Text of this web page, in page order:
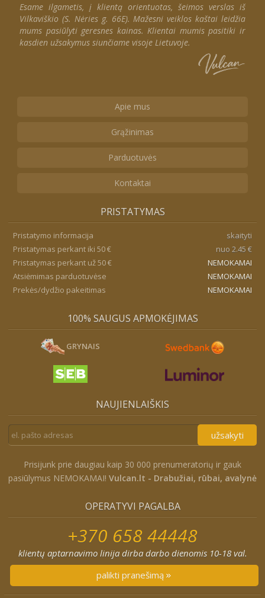
Esame ilgametis, į klientą orientuotas, šeimos verslas iš
Vilkaviškio (S. Nėries g. 66E). Mažesni veiklos kaštai leidžia
mums pasiūlyti geresnes kainas. Klientai mumis pasitiki ir
kasdien užsakymus siunčiame visoje Lietuvoje.
Apie mus
Grąžinimas
Parduotuvės
Kontaktai
PRISTATYMAS
Pristatymo informacija
skaityti
Pristatymas perkant iki 50 €
nuo 2.45 €
Pristatymas perkant už 50 €
NEMOKAMAI
Atsiėmimas parduotuvėse
NEMOKAMAI
Prekės/dydžio pakeitimas
NEMOKAMAI
100% SAUGUS APMOKĖJIMAS
GRYNAIS
NAUJIENLAIŠKIS
užsakyti
Prisijunk prie daugiau kaip 30 000 prenumeratorių ir gauk
pasiūlymus NEMOKAMAI! Vulcan.lt - Drabužiai, rūbai, avalynė
OPERATYVI PAGALBA
+370 658 44448
klientų aptarnavimo linija dirba darbo dienomis 10-18 val.
palikti pranešimą